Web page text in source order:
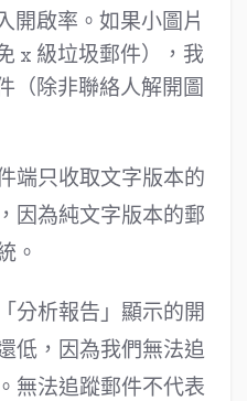
開啟率。如果小圖片
x 級垃圾郵件），我
（除非聯絡人解開圖
端只收取文字版本的
因為純文字版本的郵
。
分析報告」顯示的開
低，因為我們無法追
無法追蹤郵件不代表